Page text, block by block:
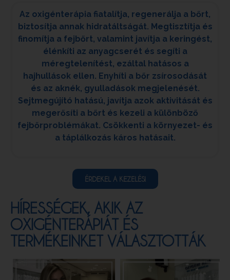
Az oxigénterápia fiatalítja, regenerálja a bőrt,
biztosítja annak hidratáltságát. Megtisztítja és
finomítja a fejbőrt, valamint javítja a keringést,
élénkíti az anyagcserét és segíti a
méregtelenítést, ezáltal hatásos a
hajhullások ellen. Enyhíti a bőr zsírosodását
és az aknék, gyulladások megjelenését.
Sejtmegújító hatású, javítja azok aktivitását és
megerősíti a bőrt és kezeli a különböző
fejbőrproblémákat. Csökkenti a környezet- és
a táplálkozás káros hatásait.
ÉRDEKEL A KEZELÉS!
HÍRESSÉGEK, AKIK AZ
OXIGÉNTERÁPIÁT ÉS
TERMÉKEINKET VÁLASZTOTTÁK